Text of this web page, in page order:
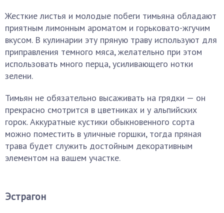
Жесткие листья и молодые побеги тимьяна обладают
приятным лимонным ароматом и горьковато-жгучим
вкусом. В кулинарии эту пряную траву используют для
приправления темного мяса, желательно при этом
использовать много перца, усиливающего нотки
зелени.
Тимьян не обязательно высаживать на грядки — он
прекрасно смотрится в цветниках и у альпийских
горок. Аккуратные кустики обыкновенного сорта
можно поместить в уличные горшки, тогда пряная
трава будет служить достойным декоративным
элементом на вашем участке.
Эстрагон